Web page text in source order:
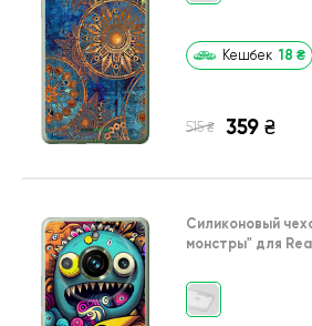
Кешбек 18 ₴
515 ₴ 359 ₴
Силиконовый
монстры" для